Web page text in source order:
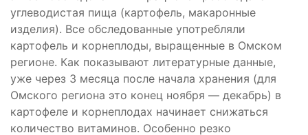
углеводистая пища (картофель, макаронные
изделия). Все обследованные употребляли
картофель и корнеплоды, выращенные в Омском
регионе. Как показывают литературные данные,
уже через 3 месяца после начала хранения (для
Омского региона это конец ноября — декабрь) в
картофеле и корнеплодах начинает снижаться
количество витаминов. Особенно резко